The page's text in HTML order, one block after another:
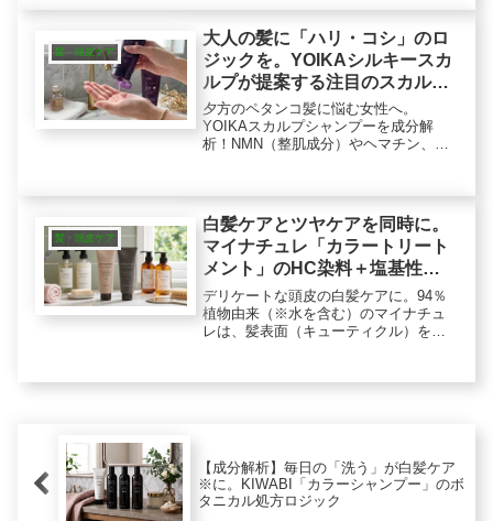
汗・雨に強いさらさらな仕上がり※を
提案。大人の白髪カバー※に。（※メ
イクアップ効果による）
髪・頭皮ケア
大人の髪に「ハリ・コシ」のロ
ジックを。YOIKAシルキースカ
ルプが提案する注目のスカルプ
ケア
夕方のペタンコ髪に悩む女性へ。
YOIKAスカルプシャンプーを成分解
析！NMN（整肌成分）やヘマチン、
力を深掘り。大人の髪に物理的なハ
リ・コシを与える「ふんわり感」のロ
ジックを解説します。
髪・頭皮ケア
白髪ケアとツヤケアを同時に。
マイナチュレ「カラートリート
メント」のHC染料＋塩基性染
料ロジックとマイルド設計
デリケートな頭皮の白髪ケアに。94％
植物由来（※水を含む）のマイナチュ
レは、髪表面（キューティクル）をコ
ポートし、あれこれ重ねる摩擦負担を
【成分解析】毎日の「洗う」が白髪ケア
※に。KIWABI「カラーシャンプー」のボ
タニカル処方ロジック